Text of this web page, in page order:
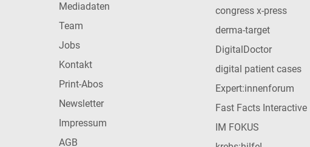
Mediadaten
Team
Jobs
Kontakt
Print-Abos
Newsletter
Impressum
AGB
congress x-press
derma-target
DigitalDoctor
digital patient cases
Expert:innenforum
Fast Facts Interactive
IM FOKUS